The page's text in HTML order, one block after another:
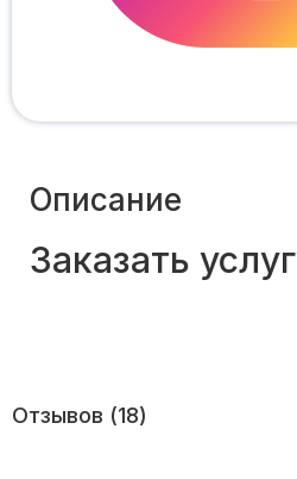
Описание
Заказать
Отзывов (18)